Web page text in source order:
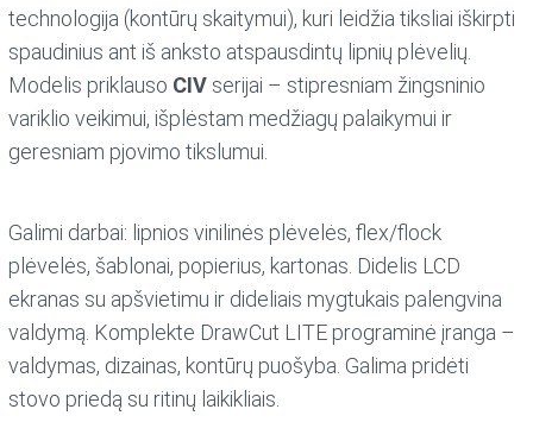
technologija (kontūrų skaitymui), kuri leidžia tiksliai iškirpti
spaudinius ant iš anksto atspausdintų lipnių plėvelių.
Modelis priklauso CIV serijai – stipresniam žingsninio
variklio veikimui, išplėstam medžiagų palaikymui ir
geresniam pjovimo tikslumui.
Galimi darbai: lipnios vinilinės plėvelės, flex/flock
plėvelės, šablonai, popierius, kartonas. Didelis LCD
ekranas su apšvietimu ir dideliais mygtukais palengvina
valdymą. Komplekte DrawCut LITE programinė įranga –
valdymas, dizainas, kontūrų puošyba. Galima pridėti
stovo priedą su ritinų laikikliais.